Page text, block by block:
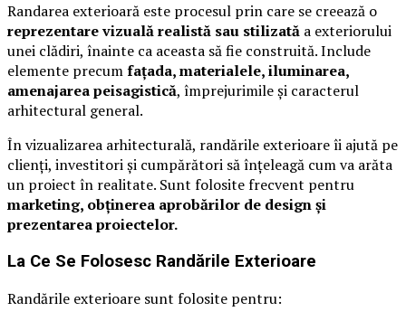
Randarea exterioară este procesul prin care se creează o
reprezentare vizuală realistă sau stilizată a exteriorului
unei clădiri, înainte ca aceasta să fie construită. Include
elemente precumfațada, materialele, iluminarea,
amenajarea peisagistică, împrejurimile și caracterul
arhitectural general.
În vizualizarea arhitecturală, randările exterioare îi ajută pe
clienți, investitori și cumpărători să înțeleagă cum va arăta
un proiect în realitate. Sunt folosite frecvent pentru
marketing, obținerea aprobărilor de design și
prezentarea proiectelor.
La Ce Se Folosesc Randările Exterioare
Randările exterioare sunt folosite pentru: